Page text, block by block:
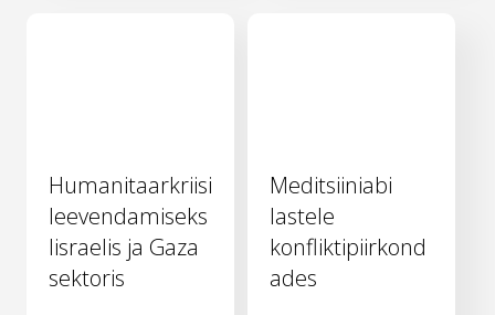
Humanitaarkriisi
leevendamiseks
Iisraelis ja Gaza
sektoris
Meditsiiniabi
lastele
konfliktipiirkond
ades